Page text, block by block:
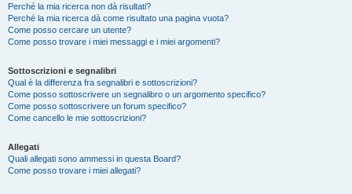
Perché la mia ricerca non dà risultati?
Perché la mia ricerca dà come risultato una pagina vuota?
Come posso cercare un utente?
Come posso trovare i miei messaggi e i miei argomenti?
Sottoscrizioni e segnalibri
Qual è la differenza fra segnalibri e sottoscrizioni?
Come posso sottoscrivere un segnalibro o un argomento specifico?
Come posso sottoscrivere un forum specifico?
Come cancello le mie sottoscrizioni?
Allegati
Quali allegati sono ammessi in questa Board?
Come posso trovare i miei allegati?